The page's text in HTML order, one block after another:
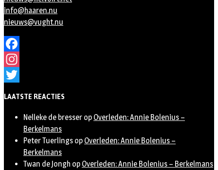
info@haaren.nu
nieuws@vught.nu
Facebook
Instagram
LAATSTE REACTIES
Nelleke de bresser op Overleden: Annie Bolenius –
Berkelmans
Peter Tuerlings op Overleden: Annie Bolenius –
Berkelmans
Twan de Jongh op Overleden: Annie Bolenius – Berkelmans